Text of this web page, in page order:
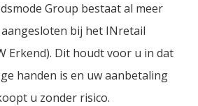
Group bestaat al meer
bij het INretail
Erkend). Dit houdt voor u in dat
handen is en uw aanbetaling
u zonder risico.